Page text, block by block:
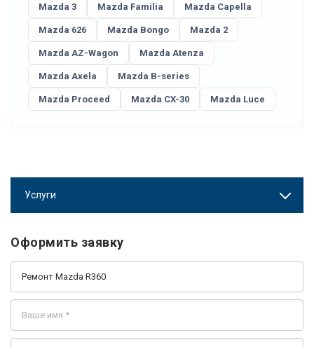
Mazda 3 Mazda Familia Mazda Capella
Mazda 626 Mazda Bongo Mazda 2
Mazda AZ-Wagon Mazda Atenza
Mazda Axela Mazda B-series
Mazda Proceed Mazda CX-30 Mazda Luce
Услуги
Оформить заявку